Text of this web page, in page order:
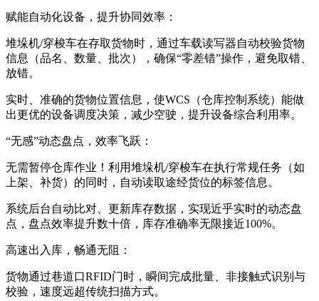
赋能自动化设备，提升协同效率：
堆垛机/穿梭车在存取货物时，通过车载读写器自动校验货物
信息（品名、数量、批次），确保“零差错”操作，避免取错、
放错。
实时、准确的货物位置信息，使WCS（仓库控制系统）能做
出更优的设备调度决策，减少空驶，提升设备综合利用率。
“无感”动态盘点，效率飞跃：
无需暂停仓库作业！利用堆垛机/穿梭车在执行常规任务（如
上架、补货）的同时，自动读取途经货位的标签信息。
系统后台自动比对、更新库存数据，实现近乎实时的动态盘
点，盘点效率提升数十倍，库存准确率无限接近100%。
高速出入库，畅通无阻：
货物通过巷道口RFID门时，瞬间完成批量、非接触式识别与
校验，速度远超传统扫描方式。